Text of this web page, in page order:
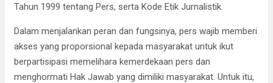
Tahun 1999 tentang Pers, serta Kode Etik Jurnalistik.
Dalam menjalankan peran dan fungsinya, pers wajib memberi
akses yang proporsional kepada masyarakat untuk ikut
berpartisipasi memelihara kemerdekaan pers dan
menghormati Hak Jawab yang dimiliki masyarakat. Untuk itu,